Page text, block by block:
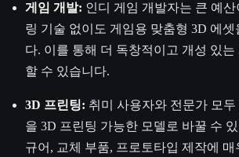
게임 개발: 인디 게임 개발자는 큰 예
링 기술 없이도 게임용 맞춤형 3D 에셋
다. 이를 통해 더 독창적이고 개성 있는
할 수 있습니다.
3D 프린팅: 취미 사용자와 전문가 모
을 3D 프린팅 가능한 모델로 바꿀 수
규어, 교체 부품, 프로토타입 제작에 매